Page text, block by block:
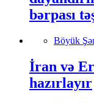
bərpası
Böyük
İran və
hazırlayır